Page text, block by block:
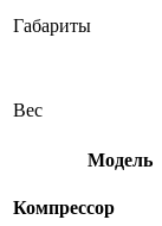
Габариты
Вес
Модель
Компрессор